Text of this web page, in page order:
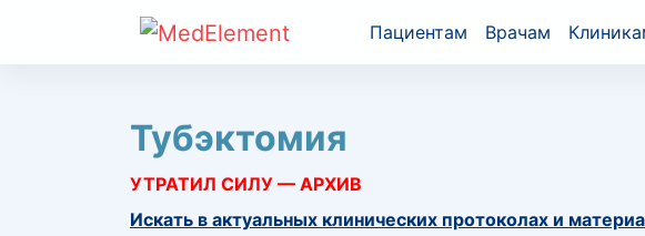
Пациентам Врачам
Тубэктомия
УТРАТИЛ СИЛУ — АРХИВ
Искать в актуальных клинических протоколах и